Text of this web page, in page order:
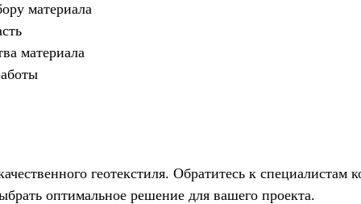
материала
материала
геотекстиля. Обратитесь к специалистам
оптимальное решение для вашего проекта.